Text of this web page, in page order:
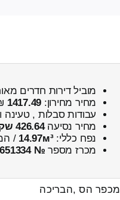
מוביל דירות חדרים
מחיר מחירון: 1417.49
עבודות סבלות , טעינה
מחיר נסיעה426.64 שקל
נפח כללי:14.97м³
/
מכרז מספר № m3651334
מכפר הס ,הבריכה